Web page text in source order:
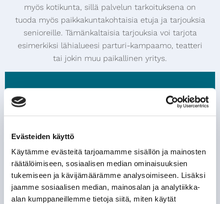
Evästeiden käyttö
Käytämme evästeitä tarjoamamme sisällön ja mainosten
räätälöimiseen, sosiaalisen median ominaisuuksien
tukemiseen ja kävijämäärämme analysoimiseen. Lisäksi
jaamme sosiaalisen median, mainosalan ja analytiikka-
alan kumppaneillemme tietoja siitä, miten käytät
myös kotikunta, sillä palvelun tarkoituksena on
tuoda myös paikkakuntakohtaisia etuja ja tarjouksia
senioreille. Tämänkaltaisia tarjouksia voi tarjota
esimerkiksi lähialueesi parturi-kampaamo, teatteri
tai jokin muu paikallinen yritys.
Tilaa maksuton uutiskirje